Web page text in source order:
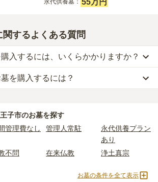
永代供養墓： 55万円
するよくある質問
入するには、いくらかかりますか？
の目安は、一般墓が約238万円、樹木葬が約
万円、永代供養墓が約54万円です。
ます。
永代使用料の平均は 72万円 で、墓石代は
東京都
。いずれも区画の広さや墓石の大きさ・素材
供養墓は、基本的に墓石代がかからず、永代
を購入するには？
けます。
ぼ）」と呼ばれるタイプです。個別のお墓に
理の手間がかからないため、費用が安く設定
り5万円〜30万円程度です。
子市のお墓を探す
管理費なし 管理人常駐
永代供養プラン
あり
不問 在来仏教 浄土真宗
浄土宗
お墓の条件を全て表示